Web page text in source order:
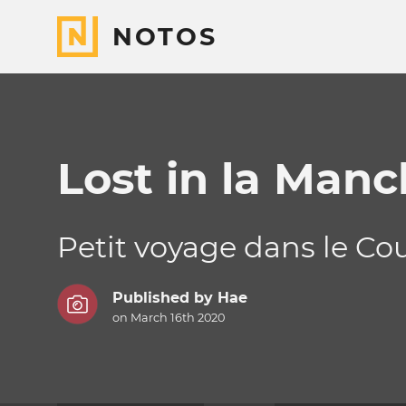
NOTOS
Lost in la
Petit voyage dans le
Published by Hae
on March 16th 2020